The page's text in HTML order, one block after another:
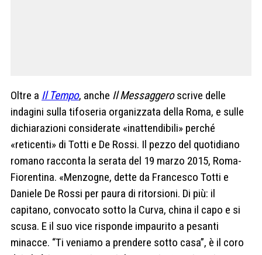
Oltre a Il Tempo, anche Il Messaggeroscrive delle
indagini sulla tifoseria organizzata della Roma, e sulle
dichiarazioni considerate «inattendibili» perché
«reticenti» di Totti e De Rossi. Il pezzo del quotidiano
romano racconta la serata del 19 marzo 2015, Roma-
Fiorentina. «Menzogne, dette da Francesco Totti e
Daniele De Rossi per paura di ritorsioni. Di più: il
capitano, convocato sotto la Curva, china il capo e si
scusa. E il suo vice risponde impaurito a pesanti
minacce. “Ti veniamo a prendere sotto casa”, è il coro